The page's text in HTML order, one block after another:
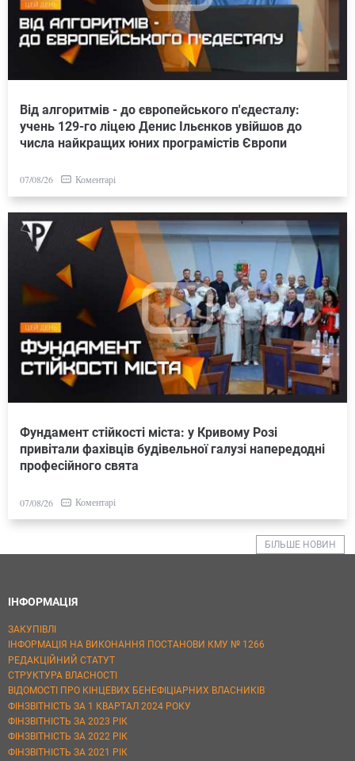
Від алгоритмів - до європейського п'єдесталу:
учень 129-го ліцею Денис Ільєнков увійшов до
числа найкращих юних програмістів Європи
07/08/26 Коментарі
Фундамент стійкості міста: у Кривому Розі
привітали фахівців будівельної галузі напередодні
професійного свята
07/08/26 Коментарі
БІЛЬШЕ НОВИН
ІНФОРМАЦІЯ
ЗАКУПІВЛІ
ІНФОРМАЦІЯ НА ВИКОНАННЯ ПОСТАНОВИ КМУ № 1266
РЕДАКЦІЙНИЙ СТАТУТ
СТРУКТУРА ВЛАСНОСТІ
ВІДОМОСТІ ПРО КІНЦЕВИХ БЕНЕФІЦІАРНИХ ВЛАСНИКІВ
ФІНЗВІТНІСТЬ ЗА 1 КВАРТАЛ 2024 РОКУ
ФІНЗВІТНІСТЬ ЗА 2023 РІК
ФІНЗВІТНІСТЬ ЗА 2022 РІК
ФІНЗВІТНІСТЬ ЗА 2021 РІК